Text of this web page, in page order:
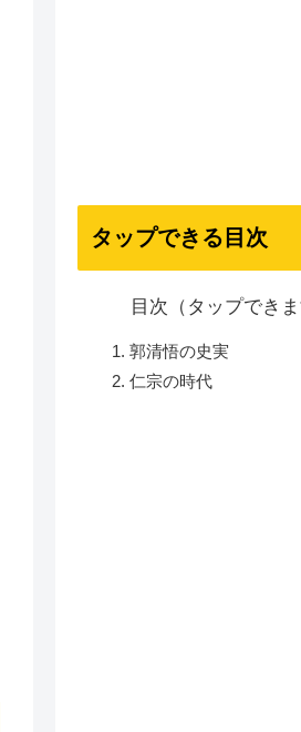
タップできる目次
目次（タップできま
郭清悟の史実
仁宗の時代